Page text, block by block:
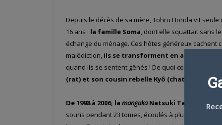
Depuis le décès de sa mère, Tohru Honda vit
16 ans : la famille Soma , dont elle squattait sans
échange du ménage. Ces hôtes généreux
malédiction, ils se transforment en animaux du
quand ils se sentent gênés ! De quoi compliquer le
(rat) et son cousin rebelle Kyô (chat)…
De 1998 à 2006, la mangakaNatsuki Takaya
souris pendant 23 tomes, écoulés à plus de 18